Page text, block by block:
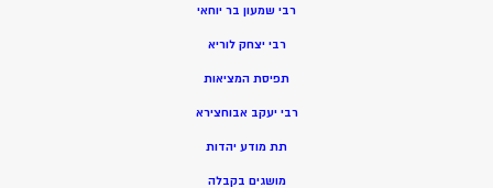
רבי שמעון בר יוחאי
רבי יצחק לוריא
תפיסת המציאות
רבי יעקב אבוחצירא
תת מודע יהדות
מושגים בקבלה